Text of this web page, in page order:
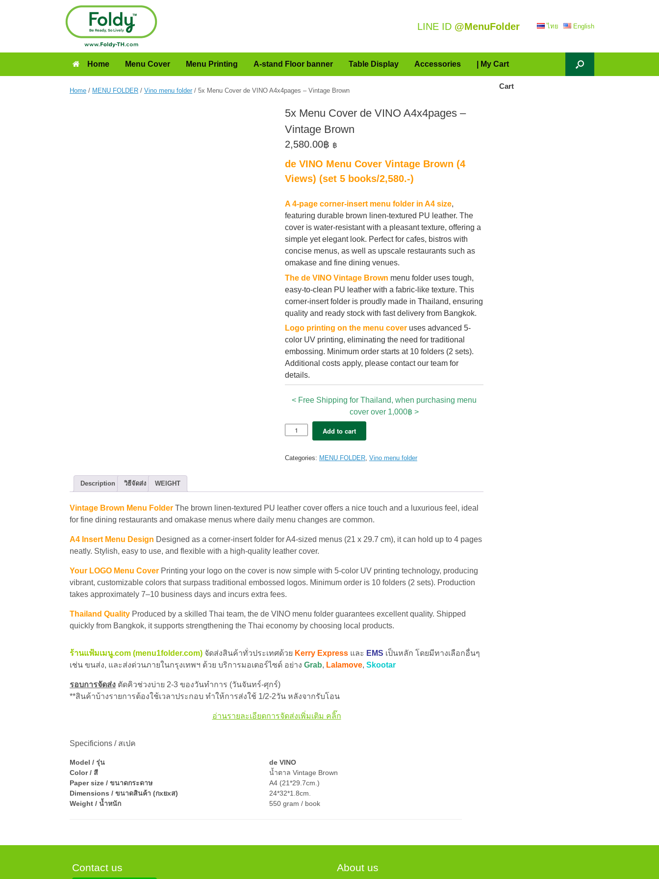
LINE ID @MenuFolder ไทย English
Home Menu Cover Menu Printing A-stand Floor banner Table Display Accessories | My Cart
Home / MENU FOLDER / Vino menu folder / 5x Menu Cover de VINO A4x4pages – Vintage Brown
5x Menu Cover de VINO A4x4pages –
Vintage Brown
2,580.00฿ ฿
de VINO Menu Cover Vintage Brown (4
Views) (set 5 books/2,580.-)
A 4-page corner-insert menu folder in A4 size,
featuring durable brown linen-textured PU leather. The
cover is water-resistant with a pleasant texture, offering a
simple yet elegant look. Perfect for cafes, bistros with
concise menus, as well as upscale restaurants such as
omakase and fine dining venues.
The de VINO Vintage Brown menu folder uses tough,
easy-to-clean PU leather with a fabric-like texture. This
corner-insert folder is proudly made in Thailand, ensuring
quality and ready stock with fast delivery from Bangkok.
Logo printing on the menu coveruses advanced 5-
color UV printing, eliminating the need for traditional
embossing. Minimum order starts at 10 folders (2 sets).
Additional costs apply, please contact our team for
details.
< Free Shipping for Thailand, when purchasing menu
cover over 1,000฿ >
5x
Menu
VINO
Vintage
quantity
Add to cart
Categories: MENU FOLDER, Vino menu folder
Description วิธีจัดส่ง WEIGHT
Vintage Brown Menu Folder The brown linen-textured PU leather cover offers a nice touch and a luxurious feel, ideal
for fine dining restaurants and omakase menus where daily menu changes are common.
A4 Insert Menu Design Designed as a corner-insert folder for A4-sized menus (21 x 29.7 cm), it can hold up to 4 pages
neatly. Stylish, easy to use, and flexible with a high-quality leather cover.
Your LOGO Menu Cover Printing your logo on the cover is now simple with 5-color UV printing technology, producing
vibrant, customizable colors that surpass traditional embossed logos. Minimum order is 10 folders (2 sets). Production
takes approximately 7–10 business days and incurs extra fees.
Thailand Quality Produced by a skilled Thai team, the de VINO menu folder guarantees excellent quality. Shipped
quickly from Bangkok, it supports strengthening the Thai economy by choosing local products.
ร้านแฟ้มเมนู.com (menu1folder.com) จัดส่งสินค้าทั่วประเทศด้วย Kerry Express และ EMS เป็นหลัก โดยมีทางเลือกอื่นๆ
เช่น ขนส่ง, และส่งด่วนภายในกรุงเทพฯ ด้วย บริการมอเตอร์ไซด์ อย่าง Grab, Lalamove, Skootar
รอบการจัดส่ง ตัดคิวช่วงบ่าย 2-3 ของวันทำการ (วันจันทร์-ศุกร์)
**สินค้าบ้างรายการต้องใช้เวลาประกอบ ทำให้การส่งใช้ 1/2-2วัน หลังจากรับโอน
อ่านรายละเอียดการจัดส่งเพิ่มเติม คลิ๊ก
Specificions / สเปค
Model / รุ่น
de VINO
Color / สี
น้ำตาล Vintage Brown
Paper size / ขนาดกระดาษ
A4 (21*29.7cm.)
Dimensions / ขนาดสินค้า (กxยxส)
24*32*1.8cm.
Weight / น้ำหนัก
550 gram / book
Cart
Contact us About us